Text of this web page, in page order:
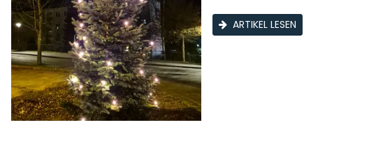
ARTIKEL LESEN